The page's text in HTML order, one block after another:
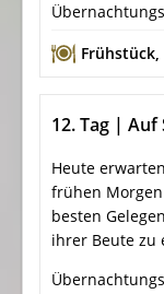
Frühstück,
12. Tag | Auf
Heute
frühen
besten
ihrer Beute zu